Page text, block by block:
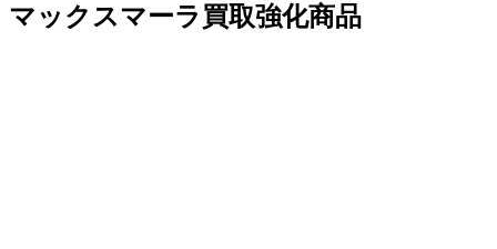
マックスマーラ買取強化商品